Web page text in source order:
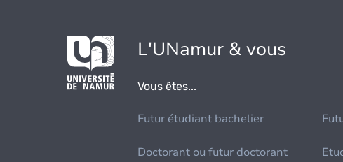
L'UNamur & vous
Vous êtes...
Futur étudiant bachelier
Doctorant ou futur doctorant